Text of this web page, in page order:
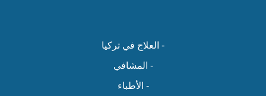
- العلاج في تركيا
- المشافي
- الأطباء